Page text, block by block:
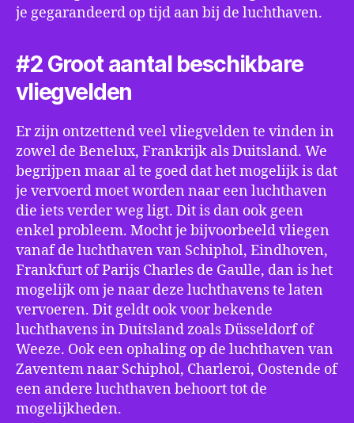
je gegarandeerd op tijd aan bij de luchthaven.
#2 Groot aantal beschikbare
vliegvelden
Er zijn ontzettend veel vliegvelden te vinden in
zowel de Benelux, Frankrijk als Duitsland. We
begrijpen maar al te goed dat het mogelijk is dat
je vervoerd moet worden naar een luchthaven
die iets verder weg ligt. Dit is dan ook geen
enkel probleem. Mocht je bijvoorbeeld vliegen
vanaf de luchthaven van Schiphol, Eindhoven,
Frankfurt of Parijs Charles de Gaulle, dan is het
mogelijk om je naar deze luchthavens te laten
vervoeren. Dit geldt ook voor bekende
luchthavens in Duitsland zoals Düsseldorf of
Weeze. Ook een ophaling op de luchthaven van
Zaventem naar Schiphol, Charleroi, Oostende of
een andere luchthaven behoort tot de
mogelijkheden.